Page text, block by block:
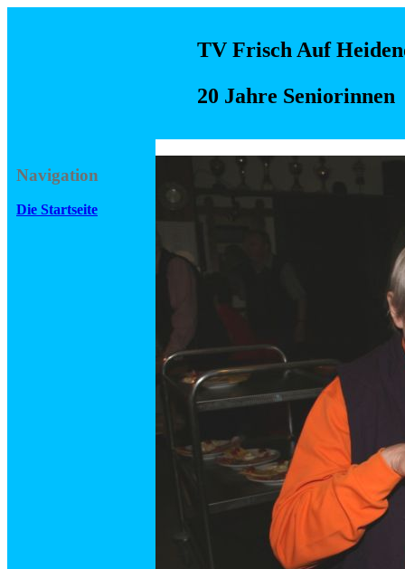
TV Frisch Auf
20 Jahre Seniorinnen
Navigation
Die Startseite